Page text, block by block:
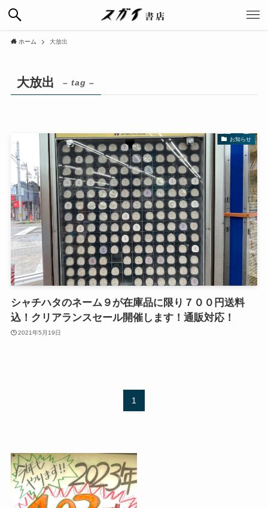
ホーム 大放出
大放出 – tag –
お知らせ
シャチハタのネーム９が在庫品に限り７００円送料
込！クリアランスセール開催します！通販対応！
2021年5月19日
1